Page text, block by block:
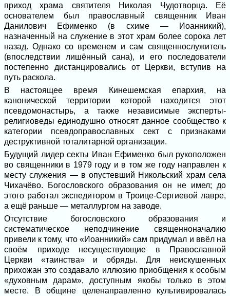
приход храма святителя Николая Чудотворца. Её
основателем был православный священник Иван
Данилович Ефименко (в схиме — Иоанникий),
назначенный на служение в этот храм более сорока лет
назад. Однако со временем и сам священнослужитель
(впоследствии лишённый сана), и его последователи
постепенно дистанцировались от Церкви, вступив на
путь раскола.
В настоящее время Кинешемская епархия, на
канонической территории которой находится этот
псевдомонастырь, а также независимые эксперты-
религиоведы единодушно относят данное сообщество к
категории псевдоправославных сект с признаками
деструктивной тоталитарной организации.
Будущий лидер секты Иван Ефименко был рукоположен
во священники в 1979 году и в том же году направлен к
месту служения — в опустевший Никольский храм села
Чихачёво. Богословского образования он не имел; до
этого работал экспедитором в Троице-Сергиевой лавре,
а ещё раньше — металлургом на заводе.
Отсутствие богословского образования и
систематическое неподчинение священноначалию
привели к тому, что «Иоанникий» сам придумал и ввёл на
своём приходе несуществующие в Православной
Церкви «таинства» и обряды. Для неискушенных
прихожан это создавало иллюзию приобщения к особым
«духовным дарам», доступным якобы только в этом
месте. В общине целенаправленно культивировалась